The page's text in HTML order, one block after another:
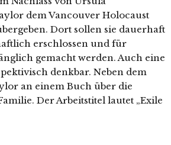
dem Vancouver Holocaust
Dort sol­len sie dau­er­haft
erschlos­sen und für
gemacht wer­den. Auch eine
denk­bar. Neben dem
an einem Buch über die
Der Arbeitstitel lau­tet „Exile